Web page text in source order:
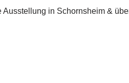
Ausstellung in Schornsheim &